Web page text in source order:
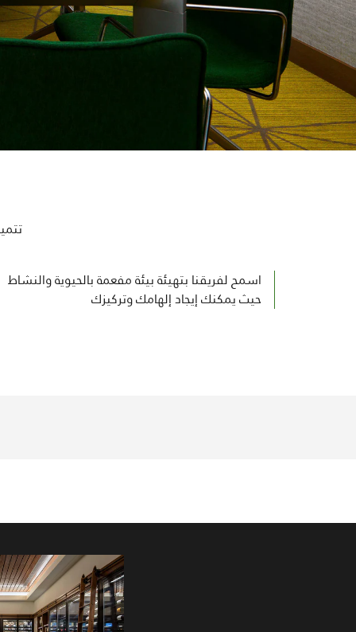
اسمح لفريقنا بتهيئة بيئة مفعمة بالحيوية والنشاط
حيث يمكنك إيجاد إلهامك وتركيزك